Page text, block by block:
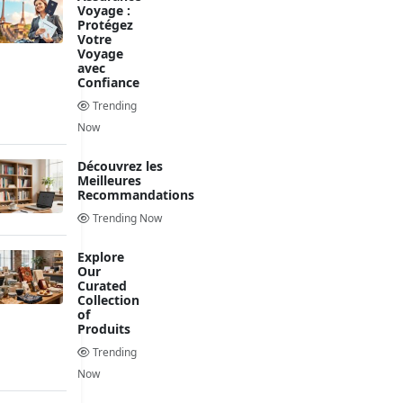
Voyage :
Protégez
Votre
Voyage
avec
Confiance
Trending
Now
Découvrez les
Meilleures
Recommandations
Trending Now
Explore
Our
Curated
Collection
of
Produits
Trending
Now